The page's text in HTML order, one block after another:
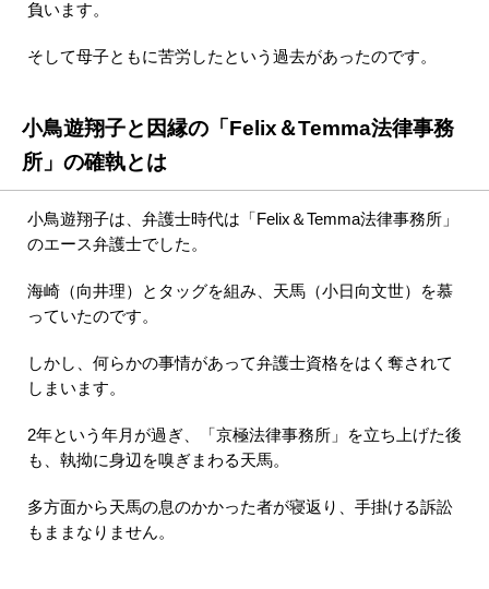
負います。
そして母子ともに苦労したという過去があったのです。
小鳥遊翔子と因縁の「Felix＆Temma法律事務
所」の確執とは
小鳥遊翔子は、弁護士時代は「Felix＆Temma法律事務所」
のエース弁護士でした。
海崎（向井理）とタッグを組み、天馬（小日向文世）を慕
っていたのです。
しかし、何らかの事情があって弁護士資格をはく奪されて
しまいます。
2年という年月が過ぎ、「京極法律事務所」を立ち上げた後
も、執拗に身辺を嗅ぎまわる天馬。
多方面から天馬の息のかかった者が寝返り、手掛ける訴訟
もままなりません。